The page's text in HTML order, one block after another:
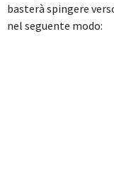
basterà spingere
nel seguente modo: